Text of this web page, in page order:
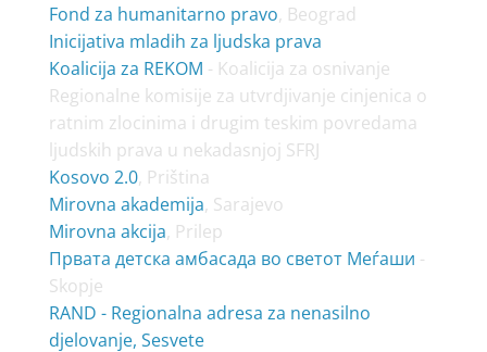
Fond za humanitarno pravo, Beograd
Inicijativa mladih za ljudska prava
Koalicija za REKOM - Koalicija za osnivanje
Regionalne komisije za utvrdjivanje cinjenica o
ratnim zlocinima i drugim teskim povredama
ljudskih prava u nekadasnjoj SFRJ
Kosovo 2.0, Priština
Mirovna akademija, Sarajevo
Mirovna akcija, Prilep
Првата детска амбасада во светот Меѓаши -
Skopje
RAND - Regionalna adresa za nenasilno
djelovanje, Sesvete